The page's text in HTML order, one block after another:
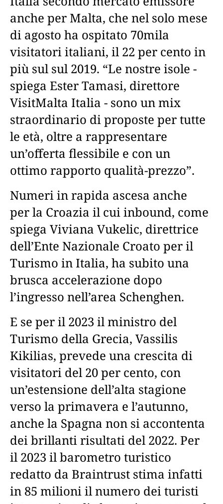
anche per Malta, che nel solo mese
di agosto ha ospitato 70mila
visitatori italiani, il 22 per cento in
più sul sul 2019. “Le nostre isole -
spiega Ester Tamasi, direttore
VisitMalta Italia - sono un mix
straordinario di proposte per tutte
le età, oltre a rappresentare
un’offerta flessibile e con un
ottimo rapporto qualità-prezzo”.
Numeri in rapida ascesa anche
per la Croazia il cui inbound, come
spiega Viviana Vukelic, direttrice
dell’Ente Nazionale Croato per il
Turismo in Italia, ha subito una
brusca accelerazione dopo
l’ingresso nell’area Schenghen.
E se per il 2023 il ministro del
Turismo della Grecia, Vassilis
Kikilias, prevede una crescita di
visitatori del 20 per cento, con
un’estensione dell’alta stagione
verso la primavera e l’autunno,
anche la Spagna non si accontenta
dei brillanti risultati del 2022. Per
il 2023 il barometro turistico
redatto da Braintrust stima infatti
in 85 milioni il numero dei turisti